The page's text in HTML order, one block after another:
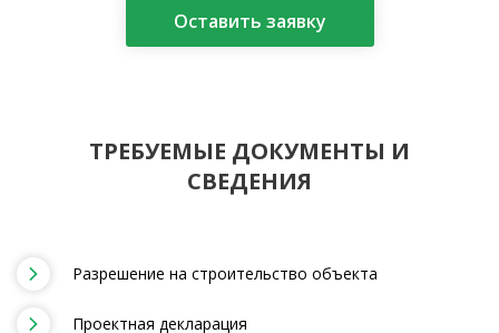
Оставить заявку
ТРЕБУЕМЫЕ ДОКУМЕНТЫ И
СВЕДЕНИЯ
Разрешение на строительство объекта
Проектная декларация